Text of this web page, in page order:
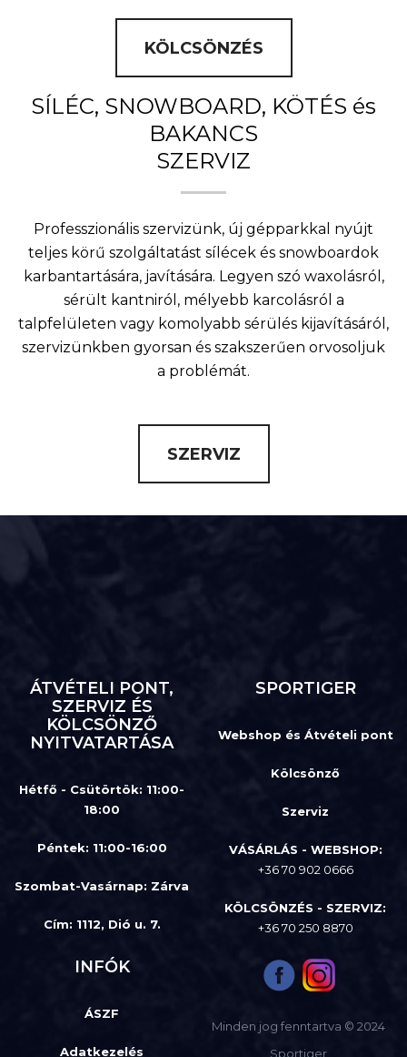
KÖLCSÖNZÉS
SÍLÉC, SNOWBOARD, KÖTÉS és
BAKANCS
SZERVIZ
Professzionális szervizünk, új gépparkkal nyújt
teljes körű szolgáltatást sílécek és snowboardok
karbantartására, javítására. Legyen szó waxolásról,
sérült kantniról, mélyebb karcolásról a
talpfelületen vagy komolyabb sérülés kijavításáról,
szervizünkben gyorsan és szakszerűen orvosoljuk
a problémát.
SZERVIZ
ÁTVÉTELI PONT,
SZERVIZ ÉS
KÖLCSÖNZŐ
NYITVATARTÁSA
Hétfő - Csütörtök: 11:00-
18:00
Péntek: 11:00-16:00
Szombat-Vasárnap: Zárva
Cím: 1112, Dió u. 7.
SPORTIGER
Webshop és Átvételi pont
Kölcsönző
Szerviz
VÁSÁRLÁS - WEBSHOP:
+36 70 902 0666
KÖLCSÖNZÉS - SZERVIZ:
+36 70 250 8870
INFÓK
ÁSZF
Adatkezelés
Minden jog fenntartva © 2024
Sportiger